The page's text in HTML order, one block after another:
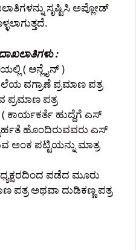
ಸೃಷ್ಟಿಸಿ ಅಪ್ಲೋಡ್
:
( ಆನ್ಲೈನ್ )
ವಗ್ರಾಣೆ ಪ್ರಮಾಣ ಪತ್ರ
ಪ್ರಮಾಣ ಪತ್ರ
( ಕಾರ್ಯಕರ್ತೆ ಹುದ್ದೆಗೆ ಎಸ್
ಹೊಂದಿರುವವರು ಎಸ್
ಪಟ್ಟಿಯನ್ನು ಮಾತ್ರ
ಪಡೆದ ಮೂರು
ಪತ್ರ ಅಥವಾ ದುಡಿಕಣ್ಣ ಪತ್ರ